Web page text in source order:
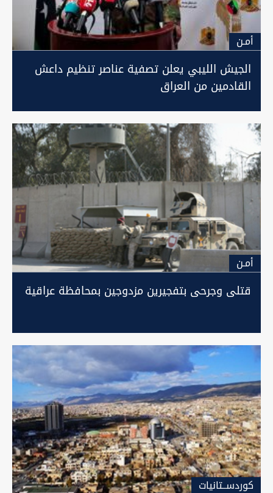
أمـن
الجيش الليبي يعلن تصفية عناصر تنظيم داعش
القادمين من العراق
أمـن
قتلى وجرحى بتفجيرين مزدوجين بمحافظة عراقية
كوردســتانيات